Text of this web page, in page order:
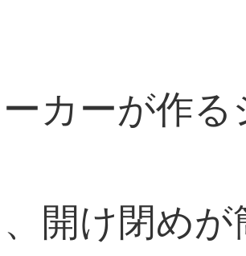
カーが作
開け閉め